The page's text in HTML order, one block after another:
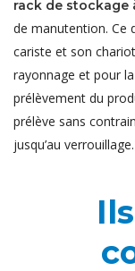
rack de stockage
de manutention. Ce
cariste et son
rayonnage et pour
prélèvement du
prélève sans
jusqu’au verrouillage.